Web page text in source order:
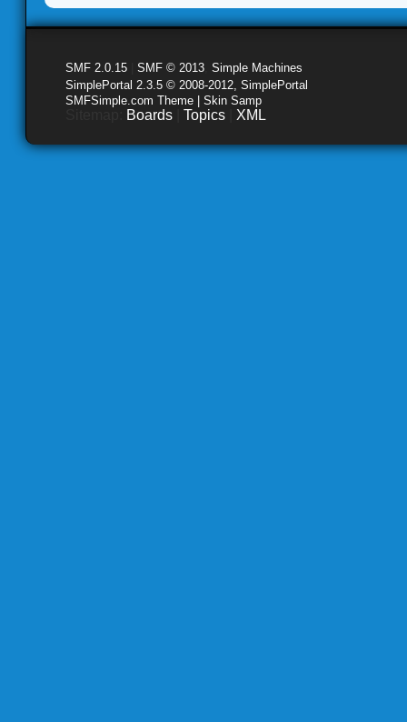
SMF 2.0.15 SMF © 2013 Simple Machines
SimplePortal 2.3.5 © 2008-2012, SimplePortal
SMFSimple.com Theme | Skin Samp
Boards Topics XML